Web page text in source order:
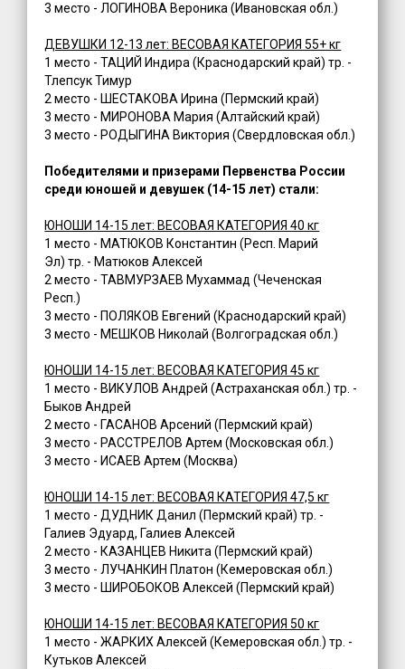
3 место - ЛОГИНОВА Вероника (Ивановская обл.)
ДЕВУШКИ 12-13 лет: ВЕСОВАЯ КАТЕГОРИЯ 55+ кг
1 место - ТАЦИЙ Индира (Краснодарский край) тр. -
Тлепсук Тимур
2 место - ШЕСТАКОВА Ирина (Пермский край)
3 место - МИРОНОВА Мария (Алтайский край)
3 место - РОДЫГИНА Виктория (Свердловская обл.)
Победителями и призерами Первенства России
среди юношей и девушек (14-15 лет) стали:
ЮНОШИ 14-15 лет: ВЕСОВАЯ КАТЕГОРИЯ 40 кг
1 место - МАТЮКОВ Константин (Респ. Марий
Эл) тр. - Матюков Алексей
2 место - ТАВМУРЗАЕВ Мухаммад (Чеченская
Респ.)
3 место - ПОЛЯКОВ Евгений (Краснодарский край)
3 место - МЕШКОВ Николай (Волгоградская обл.)
ЮНОШИ 14-15 лет: ВЕСОВАЯ КАТЕГОРИЯ 45 кг
1 место - ВИКУЛОВ Андрей (Астраханская обл.) тр. -
Быков Андрей
2 место - ГАСАНОВ Арсений (Пермский край)
3 место - РАССТРЕЛОВ Артем (Московская обл.)
3 место - ИСАЕВ Артем (Москва)
ЮНОШИ 14-15 лет: ВЕСОВАЯ КАТЕГОРИЯ 47,5 кг
1 место - ДУДНИК Данил (Пермский край) тр. -
Галиев Эдуард, Галиев Алексей
2 место - КАЗАНЦЕВ Никита (Пермский край)
3 место - ЛУЧАНКИН Платон (Кемеровская обл.)
3 место - ШИРОБОКОВ Алексей (Пермский край)
ЮНОШИ 14-15 лет: ВЕСОВАЯ КАТЕГОРИЯ 50 кг
1 место - ЖАРКИХ Алексей (Кемеровская обл.) тр. -
Кутьков Алексей